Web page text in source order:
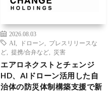
2026.08.03
AI
ドローン
プレスリリースな
ど
提携/合弁など 災害
エアロネクストとチェンジ
HD、AIドローン活用した自
治体の防災体制構築支援で新